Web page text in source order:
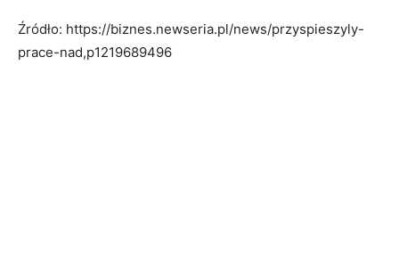
Źródło: https://biznes.newseria.pl/news/przyspieszyly-
prace-nad,p1219689496